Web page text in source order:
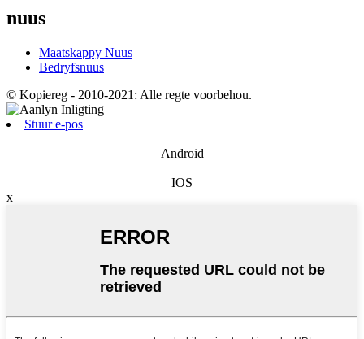
nuus
Maatskappy Nuus
Bedryfsnuus
© Kopiereg - 2010-2021: Alle regte voorbehou.
Stuur e-pos
Android
IOS
x